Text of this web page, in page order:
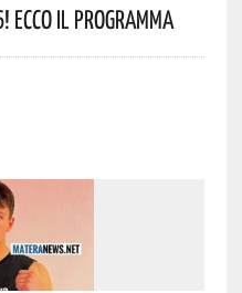
Ecco Il Programma